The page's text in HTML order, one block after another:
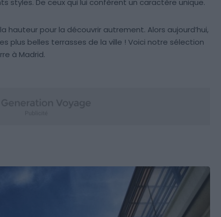
styles. De ceux qui lui confèrent un caractère unique.
hauteur pour la découvrir autrement. Alors aujourd’hui,
plus belles terrasses de la ville ! Voici notre sélection
à Madrid.